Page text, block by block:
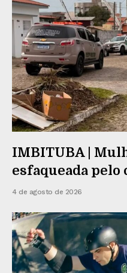
IMBITUBA |
esfaqueada
4 de agosto de 2026